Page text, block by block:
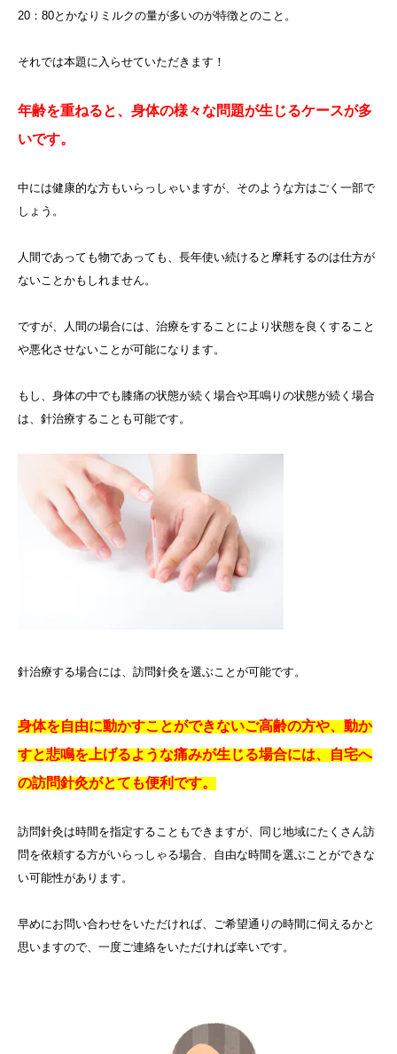
20：80とかなりミルクの量が多いのが特徴とのこと。
それでは本題に入らせていただきます！
年齢を重ねると、身体の様々な問題が生じるケースが多
いです。
中には健康的な方もいらっしゃいますが、そのような方はごく一部で
しょう。
人間であっても物であっても、長年使い続けると摩耗するのは仕方が
ないことかもしれません。
ですが、人間の場合には、治療をすることにより状態を良くすること
や悪化させないことが可能になります。
もし、身体の中でも膝痛の状態が続く場合や耳鳴りの状態が続く場合
は、針治療することも可能です。
針治療する場合には、訪問針灸を選ぶことが可能です。
身体を自由に動かすことができないご高齢の方や、動か
すと悲鳴を上げるような痛みが生じる場合には、自宅へ
の訪問針灸がとても便利です。
訪問針灸は時間を指定することもできますが、同じ地域にたくさん訪
問を依頼する方がいらっしゃる場合、自由な時間を選ぶことができな
い可能性があります。
早めにお問い合わせをいただければ、ご希望通りの時間に伺えるかと
思いますので、一度ご連絡をいただければ幸いです。